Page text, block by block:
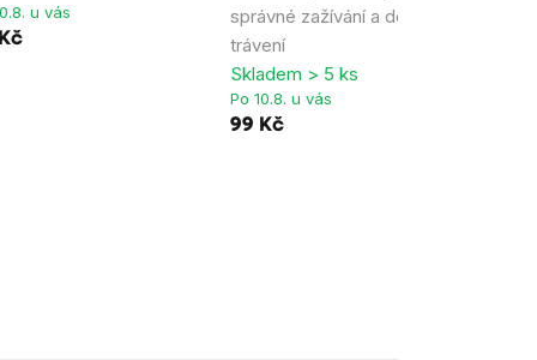
u vás
správné zažívání a dobré
trávení
Skladem > 5 ks
Po 10.8. u vás
99 Kč